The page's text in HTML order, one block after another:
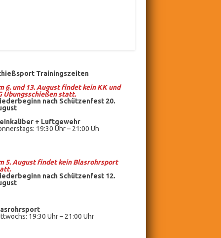
Trainingszeiten
6. und 13. August findet kein KK und
Übungsschießen statt.
nach Schützenfest 20.
+ Luftgewehr
19:30 Uhr – 21:00 Uh
5. August findet keinBlasrohrsport
nach Schützenfest 12.
19:30 Uhr – 21:00 Uhr